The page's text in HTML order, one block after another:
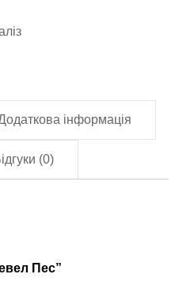
інформація
(0)
Пес”